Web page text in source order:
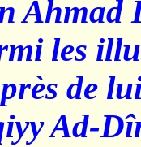
Ahmad
les
de
Ad-